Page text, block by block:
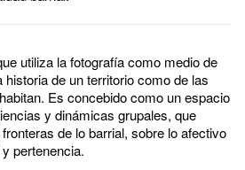
utiliza la fotografía como medio de
de un territorio como de las
Es concebido como un espacio
y dinámicas grupales, que
de lo barrial, sobre lo afectivo
pertenencia.